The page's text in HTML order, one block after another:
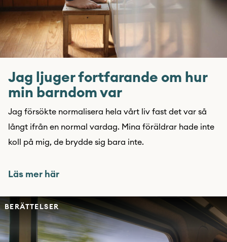
Jag ljuger fortfarande om hur
min barndom var
Jag försökte normalisera hela vårt liv fast det var så
långt ifrån en normal vardag. Mina föräldrar hade inte
koll på mig, de brydde sig bara inte.
Läs mer här
BERÄTTELSER